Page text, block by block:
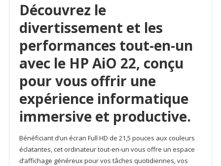
Découvrez le
divertissement et les
performances tout-en-un
avec le HP AiO 22, conçu
pour vous offrir une
expérience informatique
immersive et productive.
Bénéficiant d’un écran Full HD de 21,5 pouces aux couleurs
éclatantes, cet ordinateur tout-en-un vous offre un espace
d’affichage généreux pour vos tâches quotidiennes, vos